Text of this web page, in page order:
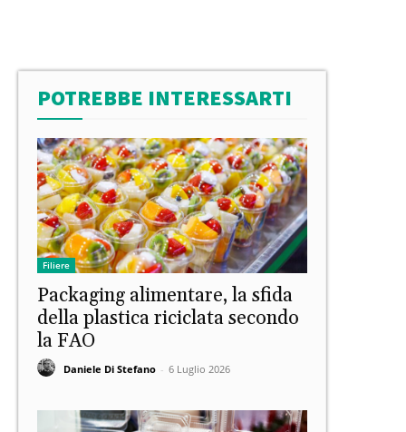
POTREBBE INTERESSARTI
Filiere
Packaging alimentare, la sfida
della plastica riciclata secondo
la FAO
Daniele Di Stefano - 6 Luglio 2026